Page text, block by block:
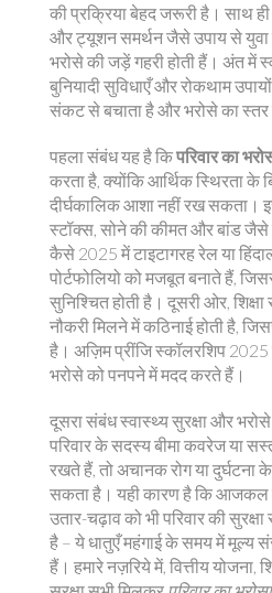
की प्रक्रियाबेहद जरूरी है। साथ ही
और ट्यूशन समर्थन जैसे उपायसे
भरोसे की जड़ें गहरी होती हैं। अंत में
बुनियादी सुविधाएँ और रोकथाम
संकट से बचाता है और भरोसे का स्तर
पहला संबंध यह है किपरिवार का
करता है, क्योंकि आर्थिक स्थिरता के
दीर्घकालिक आशा नहीं रख सकता।
स्टॉक्स, सोने की कीमत और बांड जैसे
कैसे 2025 में टाइटागरह रेल या
पोर्टफोलियो को मजबूत बनाते हैं,
सुनिश्चित होती है। दूसरी ओर,
नौकरी मिलने में कठिनाई होती है,
है। अज़िम प्रींजि स्कॉलरशिप
भरोसे को पनपने में मदद करते हैं।
दूसरा संबंध स्वास्थ्य सुरक्षा और
परिवार के सदस्य बीमा कवरेज या
रखते हैं, तो अचानक रोग या दुर्घटना
सकता है। यही कारण है कि आजकल
उतार-चढ़ाव को भी परिवार की
है – ये धातुएँ महंगाई के समय में मूल्य
हैं। हमारे नज़रिये में, वित्तीय योजना,